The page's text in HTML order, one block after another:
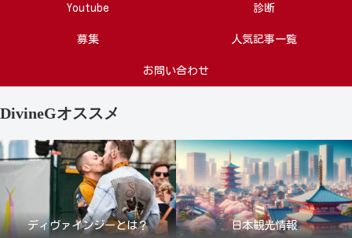
Youtube 診断
募集 人気記事一覧
お問い合わせ
DivineGオススメ
ディヴァインジーとは？ 日本観光情報